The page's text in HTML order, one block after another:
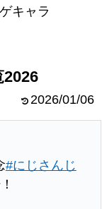
キャラ
2026/01/06
#にじさんじ